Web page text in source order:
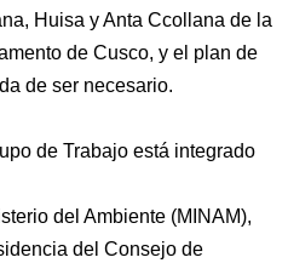
Huisa y Anta Ccollana de la
de Cusco, y el plan de
de ser necesario.
de Trabajo está integrado
del Ambiente (MINAM),
del Consejo de